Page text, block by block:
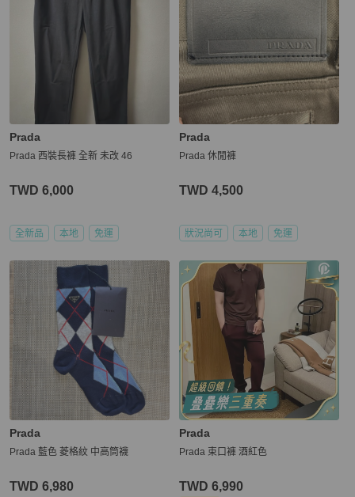
Prada
Prada 西裝長褲 全新 未改 46
TWD 6,000
全新品 本地 免運
Prada
Prada 休閒褲
TWD 4,500
狀況尚可 本地 免運
Prada
Prada 藍色 菱格紋 中高筒襪
TWD 6,980
Prada
Prada 束口褲 酒紅色
TWD 6,990